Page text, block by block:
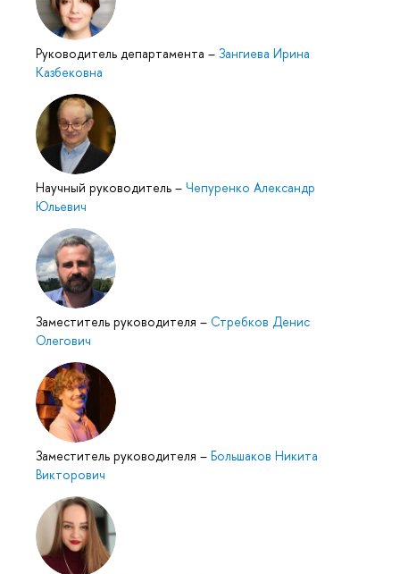
Руководитель департамента – Зангиева Ирина
Казбековна
Научный руководитель – Чепуренко Александр
Юльевич
Заместитель руководителя – Стребков Денис
Олегович
Заместитель руководителя – Большаков Никита
Викторович